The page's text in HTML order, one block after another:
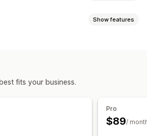
Quick replies
Chat buttons
Show features
fits your business.
Pro
$89/